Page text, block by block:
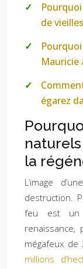
de
Mauricie
égarez
la
L’image
destruction.
feu est un
renaissance,
mégafeux
millions